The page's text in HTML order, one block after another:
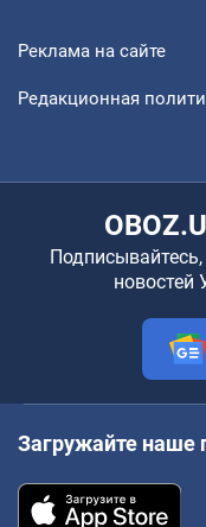
Реклама на сайте
Редакционная
новостей
Загружайте наше